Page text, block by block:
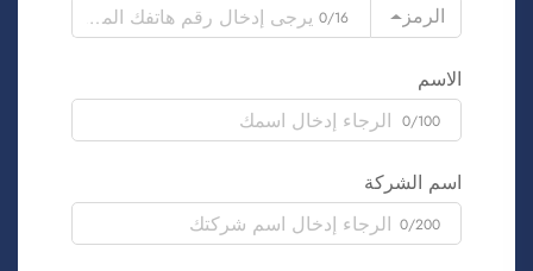
الرمز 0/16
الاسم
0/100
اسم الشركة
0/200